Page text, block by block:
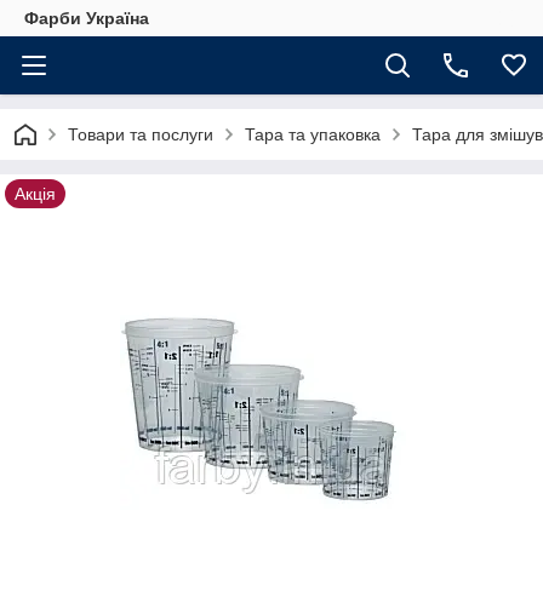
Фарби Україна
Товари та послуги Тара та упаковка Тара для
Акція